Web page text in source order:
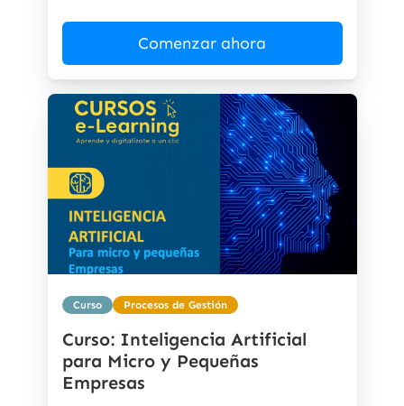
Comenzar ahora
Curso Procesos de Gestión
Curso: Inteligencia Artificial
para Micro y Pequeñas
Empresas